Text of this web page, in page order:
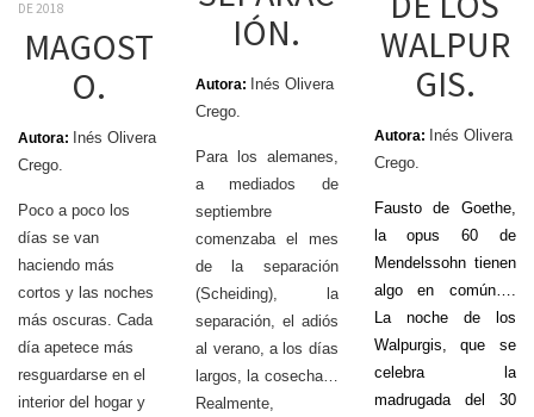
DE 2018
MAGOST
O.
Autora: Inés Olivera
Crego.
Poco a poco los
días se van
haciendo más
cortos y las noches
más oscuras. Cada
día apetece más
resguardarse en el
interior del hogar y
IÓN.
Autora: Inés Olivera
Crego.
Para los alemanes,
a mediados de
septiembre
comenzaba el mes
de la separación
(Scheiding), la
separación, el adiós
al verano, a los días
largos, la cosecha…
Realmente,
WALPUR
GIS.
Autora: Inés Olivera
Crego.
Fausto de Goethe,
la opus 60 de
Mendelssohn tienen
algo en común….
La noche de los
Walpurgis, que se
celebra la
madrugada del 30